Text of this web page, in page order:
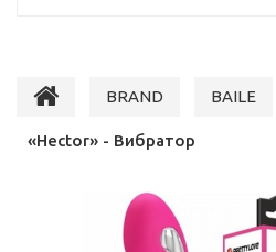
BRAND BAILE
«Hector» - Вибратор